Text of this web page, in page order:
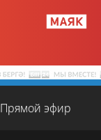
Прямой эфир